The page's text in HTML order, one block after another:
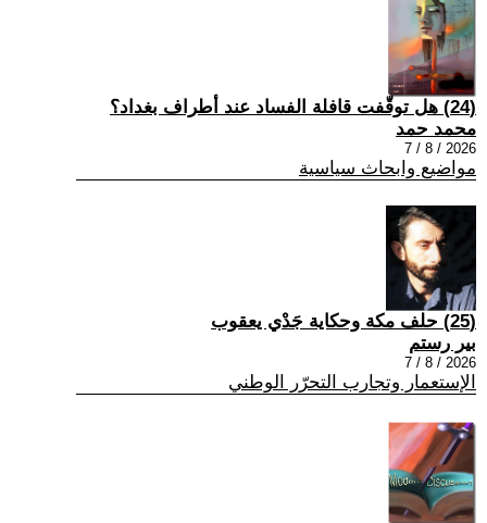
(24) هل توقّفت قافلة الفساد عند أطراف بغداد؟
محمد حمد
2026 / 8 / 7
مواضيع وابحاث سياسية
(25) حلف مكة وحكاية جَدْي يعقوب
بير رستم
2026 / 8 / 7
الإستعمار وتجارب التحرّر الوطني